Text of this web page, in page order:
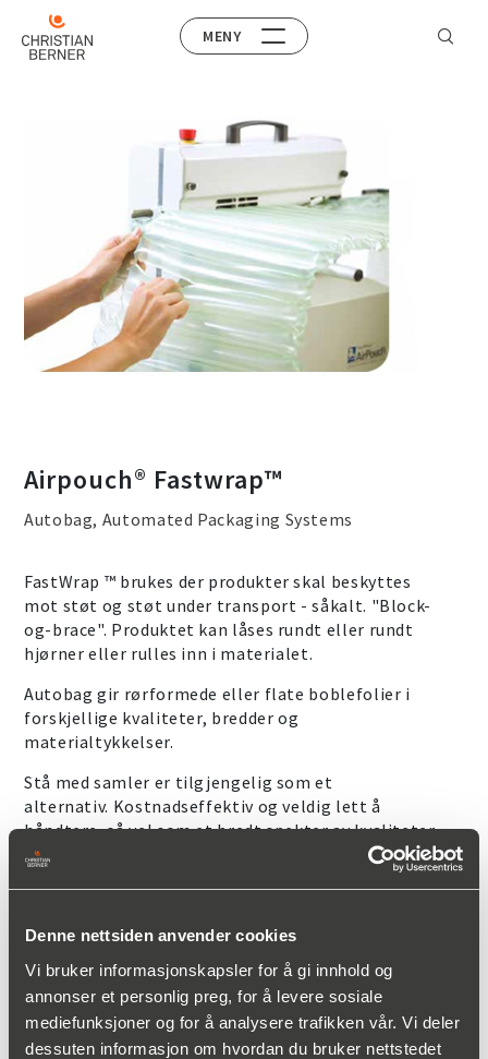
Denne nettsiden anvender cookies
Vi bruker informasjonskapsler for å gi innhold og
annonser et personlig preg, for å levere sosiale
mediefunksjoner og for å analysere trafikken vår. Vi deler
dessuten informasjon om hvordan du bruker nettstedet
MENY
Airpouch® Fastwrap™
Autobag, Automated Packaging Systems
FastWrap ™ brukes der produkter skal beskyttes
mot støt og støt under transport - såkalt. "Block-
og-brace". Produktet kan låses rundt eller rundt
hjørner eller rulles inn i materialet.
Autobag gir rørformede eller flate boblefolier i
forskjellige kvaliteter, bredder og
materialtykkelser.
Stå med samler er tilgjengelig som et
alternativ. Kostnadseffektiv og veldig lett å
håndtere, så vel som et bredt spekter av kvaliteter
og tykkelser av materialet. Boblematerialet
leveres i esker for enkel håndtering på maskinen.
materialegenskaper:
Ren gjennomsiktig film
Grønn farget GeoTech-kvalitet (resirkulert eller
biologisk nedbrytbar)